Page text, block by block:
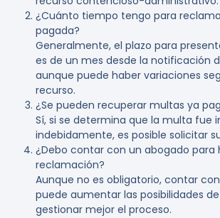
¿Cuánto tiempo tengo para
pagada?
Generalmente, el plazo para
es de un mes desde la notificación
aunque puede haber variaciones
recurso.
¿Se pueden recuperar multas ya
Sí, si se determina que la multa fue
indebidamente, es posible solicitar
¿Debo contar con un abogado para
reclamación?
Aunque no es obligatorio, contar
puede aumentar las posibilidades
gestionar mejor el proceso.